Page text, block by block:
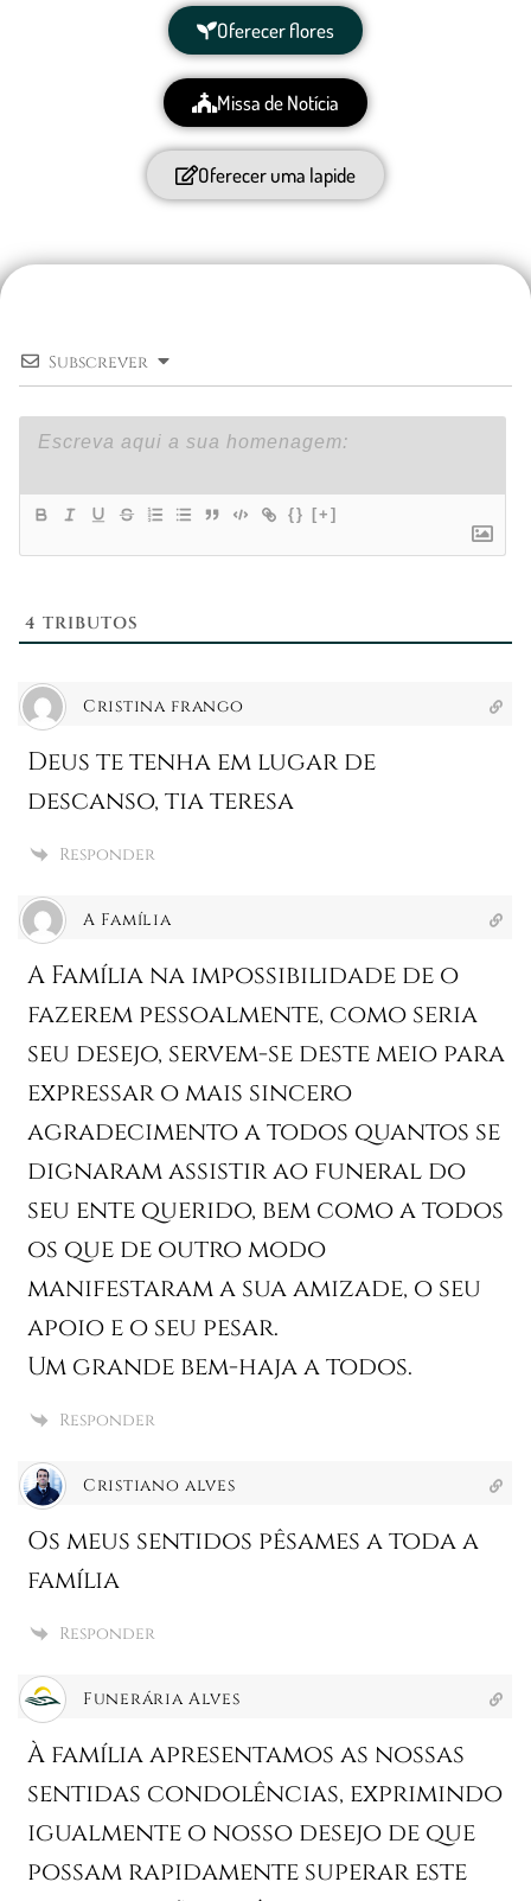
Oferecer flores
Missa de Notícia
Oferecer uma lapide
Subscrever
{} [+]
4 TRIBUTOS
Cristina frango
Deus te tenha em lugar de
descanso, tia teresa
Responder
A Família
A Família na impossibilidade de o
fazerem pessoalmente, como seria
seu desejo, servem-se deste meio para
expressar o mais sincero
agradecimento a todos quantos se
dignaram assistir ao funeral do
seu ente querido, bem como a todos
os que de outro modo
manifestaram a sua amizade, o seu
apoio e o seu pesar.
Um grande bem-haja a todos.
Responder
Cristiano alves
Os meus sentidos pêsames a toda a
família
Responder
Funerária Alves
À família apresentamos as nossas
sentidas condolências, exprimindo
igualmente o nosso desejo de que
possam rapidamente superar este